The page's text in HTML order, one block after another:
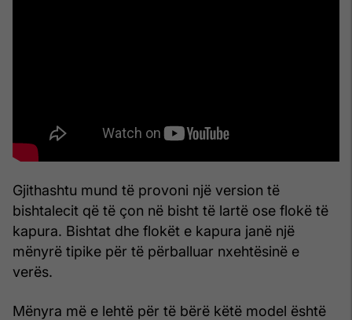
Gjithashtu mund të provoni një version të
bishtalecit që të çon në bisht të lartë ose flokë të
kapura. Bishtat dhe flokët e kapura janë një
mënyrë tipike për të përballuar nxehtësinë e
verës.
Mënyra më e lehtë për të bërë këtë model është